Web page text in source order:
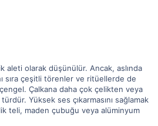
aleti olarak düşünülür. Ancak, aslında
sıra çeşitli törenler ve ritüellerde de
Çalkana daha çok çelikten veya
Yüksek ses çıkarmasını sağlamak
teli, maden çubuğu veya alüminyum